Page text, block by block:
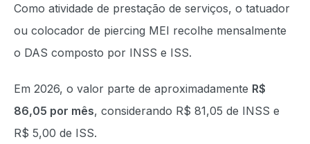
Como atividade de prestação de serviços, o tatuador
ou colocador de piercing MEI recolhe mensalmente
o DAS composto por INSS e ISS.
Em 2026, o valor parte de aproximadamente R$
86,05 por mês, considerando R$ 81,05 de INSS e
R$ 5,00 de ISS.